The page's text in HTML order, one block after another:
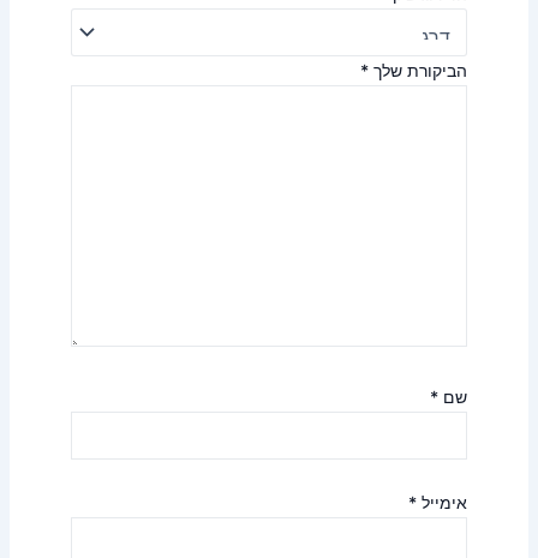
הביקורת שלך *
שם *
אימייל *